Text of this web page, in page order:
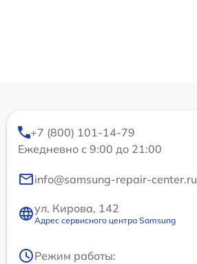
+7 (800) 101-14-79
Ежедневно с 9:00 до 21:00
info@samsung-repair-center.ru
ул. Кирова, 142
Адрес сервисного центра Samsung
Режим работы: